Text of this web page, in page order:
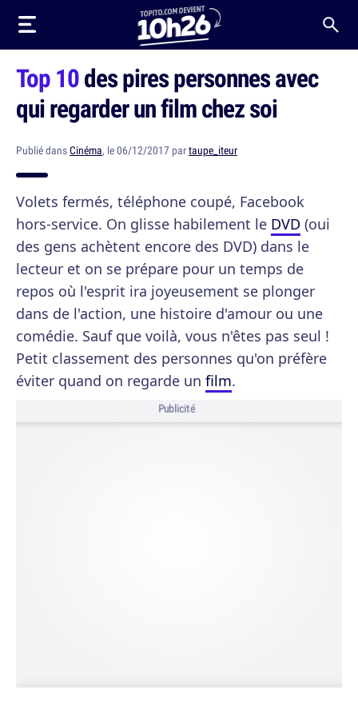
Top 10des pires personnes avec
qui regarder un film chez soi
Publié dansCinéma, le 06/12/2017 partaupe_iteur
Volets fermés, téléphone coupé, Facebook
hors-service. On glisse habilement le DVD (oui
des gens achètent encore des DVD) dans le
lecteur et on se prépare pour un temps de
repos où l'esprit ira joyeusement se plonger
dans de l'action, une histoire d'amour ou une
comédie. Sauf que voilà, vous n'êtes pas seul !
Petit classement des personnes qu'on préfère
éviter quand on regarde un film.
Publicité